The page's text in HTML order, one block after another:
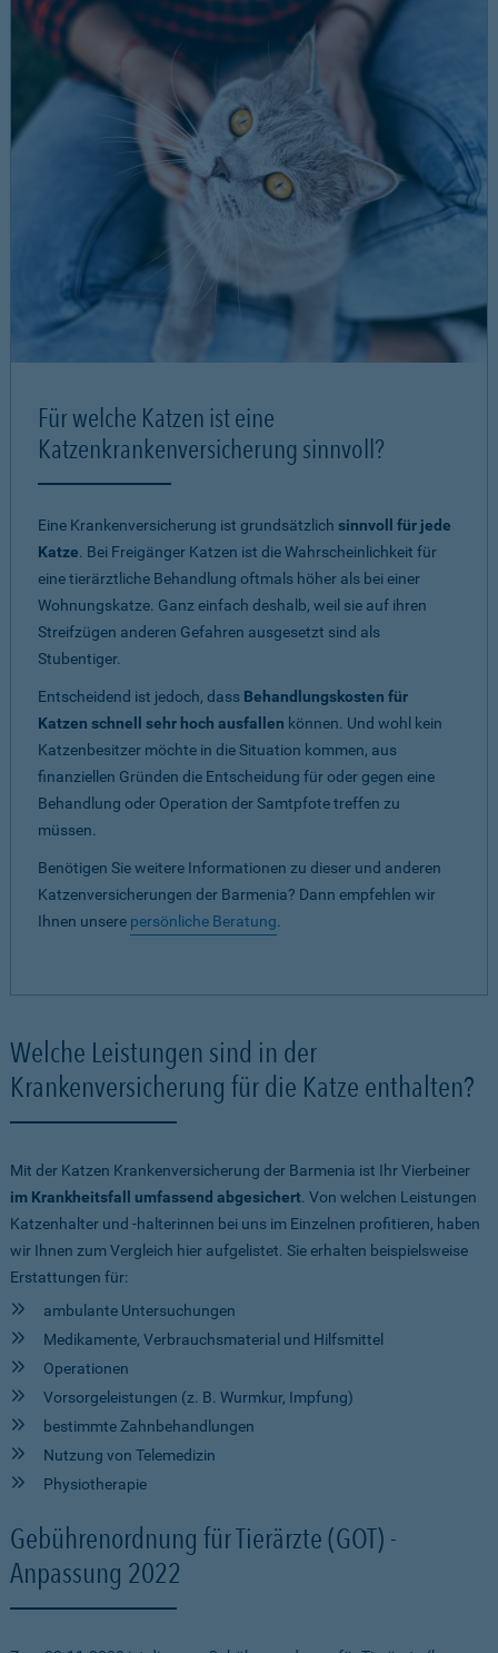
Für welche Katzen ist eine
Katzenkrankenversicherung sinnvoll?
Eine Krankenversicherung ist grundsätzlich sinnvoll für jede
Katze. Bei Freigänger Katzen ist die Wahrscheinlichkeit für
eine tierärztliche Behandlung oftmals höher als bei einer
Wohnungskatze. Ganz einfach deshalb, weil sie auf ihren
Streifzügen anderen Gefahren ausgesetzt sind als
Stubentiger.
Entscheidend ist jedoch, dass Behandlungskosten für
Katzen schnell sehr hoch ausfallen können. Und wohl kein
Katzenbesitzer möchte in die Situation kommen, aus
finanziellen Gründen die Entscheidung für oder gegen eine
Behandlung oder Operation der Samtpfote treffen zu
müssen.
Benötigen Sie weitere Informationen zu dieser und anderen
Katzenversicherungen der Barmenia? Dann empfehlen wir
Ihnen unsere persönliche Beratung.
Welche Leistungen sind in der
Krankenversicherung für die Katze enthalten?
Mit der Katzen Krankenversicherung der Barmenia ist Ihr Vierbeiner
im Krankheitsfall umfassend abgesichert. Von welchen Leistungen
Katzenhalter und -halterinnen bei uns im Einzelnen profitieren, haben
wir Ihnen zum Vergleich hier aufgelistet. Sie erhalten beispielsweise
Erstattungen für:
ambulante Untersuchungen
Medikamente, Verbrauchsmaterial und Hilfsmittel
Operationen
Vorsorgeleistungen (z. B. Wurmkur, Impfung)
bestimmte Zahnbehandlungen
Nutzung von Telemedizin
Physiotherapie
Gebührenordnung für Tierärzte (GOT) -
Anpassung 2022